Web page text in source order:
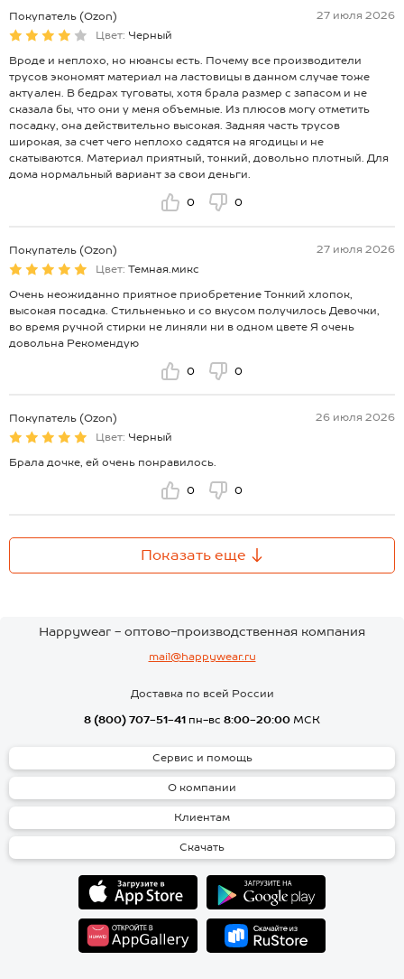
Покупатель (Ozon)
27 июля 2026
Цвет: Черный
Вроде и неплохо, но нюансы есть. Почему все производители
трусов экономят материал на ластовицы в данном случае тоже
актуален. В бедрах туговаты, хотя брала размер с запасом и не
сказала бы, что они у меня объемные. Из плюсов могу отметить
посадку, она действительно высокая. Задняя часть трусов
широкая, за счет чего неплохо садятся на ягодицы и не
скатываются. Материал приятный, тонкий, довольно плотный. Для
дома нормальный вариант за свои деньги.
0 0
Покупатель (Ozon)
27 июля 2026
Цвет: Темная.микс
Очень неожиданно приятное приобретение Тонкий хлопок,
высокая посадка. Стильненько и со вкусом получилось Девочки,
во время ручной стирки не линяли ни в одном цвете Я очень
довольна Рекомендую
0 0
Покупатель (Ozon)
26 июля 2026
Цвет: Черный
Брала дочке, ей очень понравилось.
0 0
Показать еще
Happywear - оптово-производственная компания
mail@happywear.ru
Доставка по всей России
8 (800) 707-51-41 пн-вс 8:00-20:00 МСК
Сервис и помощь
О компании
Клиентам
Скачать